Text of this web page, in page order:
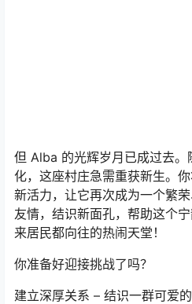
但 Alba 的光辉岁月已成过去
化，这座村庄急需重获新生。
新活力，让它再次成为一个繁
友情，结识新面孔，帮助这个
来居民都向往的热闹天堂！
你准备好迎接挑战了吗？
建立深厚关系 – 结识一群可爱